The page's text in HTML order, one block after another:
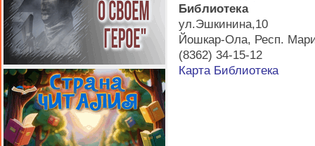
Библиотека
ул.Эшкинина,10
Йошкар-Ола, Респ.
(8362) 34-15-12
Карта Библиотека